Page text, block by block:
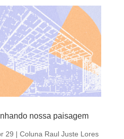
nossa paisagem
29 | Coluna Raul Juste Lores